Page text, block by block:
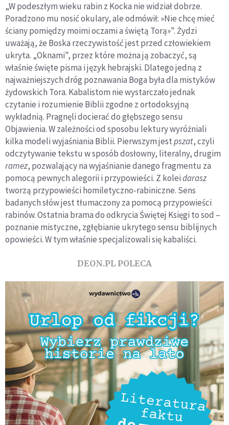
„W podeszłym wieku rabin z Kocka nie widział dobrze.
Poradzono mu nosić okulary, ale odmówił: »Nie chcę mieć
ściany pomiędzy moimi oczami a świętą Torą»". Żydzi
uważają, że Boska rzeczywistość jest przed człowiekiem
ukryta. „Oknami", przez które można ją zobaczyć, są
właśnie święte pisma i język hebrajski. Dlatego jedną z
najważniejszych dróg poznawania Boga była dla mistyków
żydowskich Tora. Kabalistom nie wystarczało jednak
czytanie i rozumienie Biblii zgodne z ortodoksyjną
wykładnią. Pragnęli docierać do głębszego sensu
Objawienia. W zależności od sposobu lektury wyróżniali
kilka modeli wyjaśniania Biblii. Pierwszym jestpszat, czyli
odczytywanie tekstu w sposób dosłowny, literalny, drugim
ramez, pozwalający na wyjaśnianie danego fragmentu za
pomocą pewnych alegorii i przypowieści. Z koleidarasz
tworzą przypowieści homiletyczno-rabiniczne. Sens
badanych słów jest tłumaczony za pomocą przypowieści
rabinów. Ostatnia brama do odkrycia Świętej Księgi to sod –
poznanie mistyczne, zgłębianie ukrytego sensu biblijnych
opowieści. W tym właśnie specjalizowali się kabaliści.
DEON.PL POLECA